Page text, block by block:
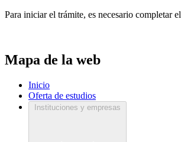
Para iniciar el trámite, es necesario completar el
Mapa de la web
Inicio
Oferta de estudios
Instituciones y empresas